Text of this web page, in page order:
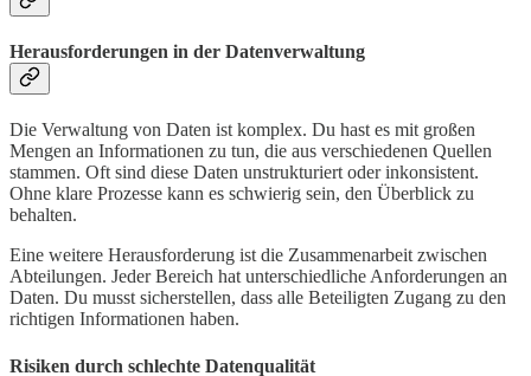
Herausforderungen in der Datenverwaltung
Die Verwaltung von Daten ist komplex. Du hast es mit großen
Mengen an Informationen zu tun, die aus verschiedenen Quellen
stammen. Oft sind diese Daten unstrukturiert oder inkonsistent.
Ohne klare Prozesse kann es schwierig sein, den Überblick zu
behalten.
Eine weitere Herausforderung ist die Zusammenarbeit zwischen
Abteilungen. Jeder Bereich hat unterschiedliche Anforderungen an
Daten. Du musst sicherstellen, dass alle Beteiligten Zugang zu den
richtigen Informationen haben.
Risiken durch schlechte Datenqualität